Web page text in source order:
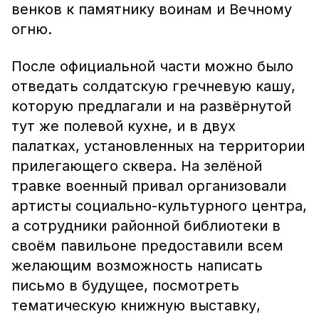
венков к памятнику воинам и Вечному
огню.
После официальной части можно было
отведать солдатскую гречневую кашу,
которую предлагали и на развёрнутой
тут же полевой кухне, и в двух
палатках, установленных на территории
прилегающего сквера. На зелёной
травке военный привал организовали
артисты социально-культурного центра,
а сотрудники районной библиотеки в
своём павильоне предоставили всем
желающим возможность написать
письмо в будущее, посмотреть
тематическую книжную выставку,